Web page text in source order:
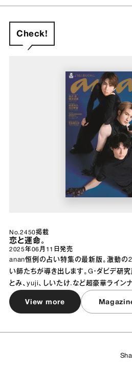
Check!
No.2450掲載
恋と運命。
2025年06月11日 発売
anan恒例の占い特集の最新版。激動の
い師たちが導き出します。G・ダビデ研
とみ、yuji、しいたけ.など超豪華ライン
View more